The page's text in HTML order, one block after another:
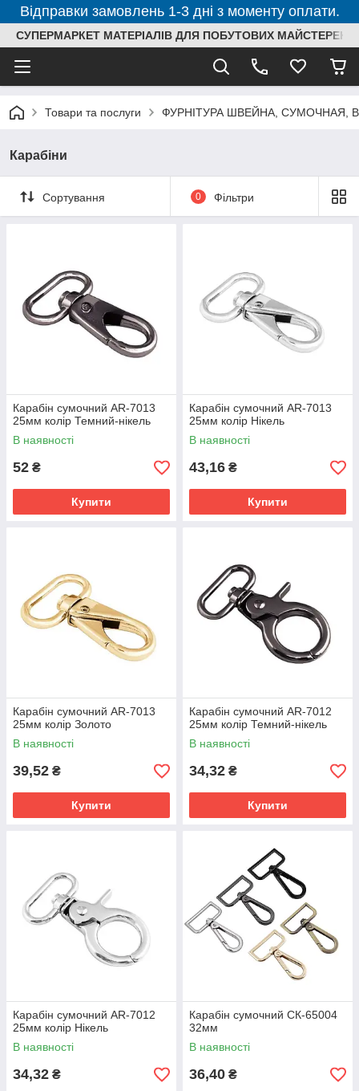
Відправки замовлень 1-3 дні з моменту оплати.
СУПЕРМАРКЕТ МАТЕРІАЛІВ ДЛЯ ПОБУТОВИХ МАЙСТЕРЕНЬ
Товари та послуги ФУРНІТУРА ШВЕЙНА, СУМОЧНАЯ,
Карабіни
Сортування 0 Фільтри
Карабін сумочний AR-7013
25мм колір Темний-нікель
В наявності
52 ₴
Купити
Карабін сумочний AR-7013
25мм колір Нікель
В наявності
43,16 ₴
Купити
Карабін сумочний AR-7013
25мм колір Золото
В наявності
39,52 ₴
Купити
Карабін сумочний AR-7012
25мм колір Темний-нікель
В наявності
34,32 ₴
Купити
Карабін сумочний AR-7012
25мм колір Нікель
В наявності
34,32 ₴
Карабін сумочний СК-65004
32мм
В наявності
36,40 ₴